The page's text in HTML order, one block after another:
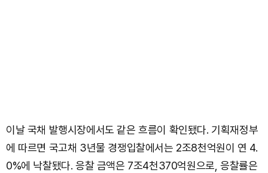
이날 국채 발행시장에서도 같은 흐름이 확인됐다. 기획재정부
에 따르면 국고채 3년물 경쟁입찰에서는 2조8천억원이 연 4.
0%에 낙찰됐다. 응찰 금액은 7조4천370억원으로, 응찰률은